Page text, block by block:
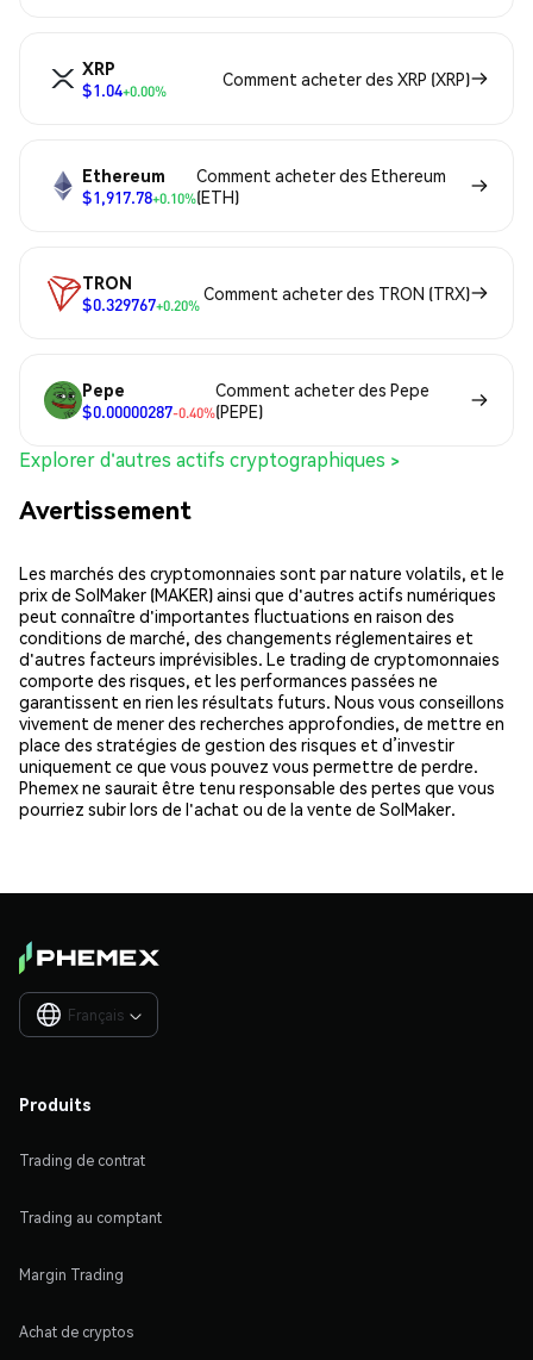
XRP
$1.04+0.00%
Comment acheter des XRP (XRP)
Ethereum
$1,917.78+0.10%
Comment acheter des Ethereum
(ETH)
TRON
$0.329767+0.20%
Comment acheter des TRON (TRX)
Pepe
$0.00000287-0.40%
Comment acheter des Pepe
(PEPE)
Explorer d'autres actifs cryptographiques >
Avertissement
Les marchés des cryptomonnaies sont par nature volatils, et le
prix de SolMaker (MAKER) ainsi que d'autres actifs numériques
peut connaître d'importantes fluctuations en raison des
conditions de marché, des changements réglementaires et
d'autres facteurs imprévisibles. Le trading de cryptomonnaies
comporte des risques, et les performances passées ne
garantissent en rien les résultats futurs. Nous vous conseillons
vivement de mener des recherches approfondies, de mettre en
place des stratégies de gestion des risques et d’investir
uniquement ce que vous pouvez vous permettre de perdre.
Phemex ne saurait être tenu responsable des pertes que vous
pourriez subir lors de l'achat ou de la vente de SolMaker.
Français 
Produits
Trading de contrat
Trading au comptant
Margin Trading
Achat de cryptos